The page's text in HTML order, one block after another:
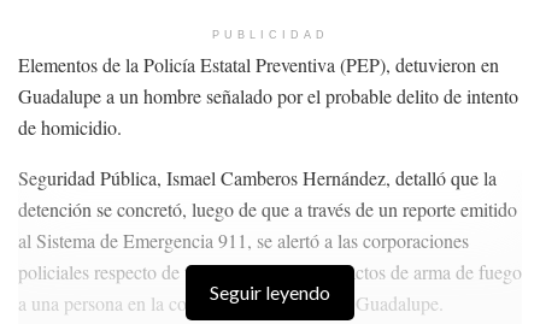
PUBLICIDAD
Elementos de la Policía Estatal Preventiva (PEP), detuvieron en
Guadalupe a un hombre señalado por el probable delito de intento
de homicidio.
Seguridad Pública, Ismael Camberos Hernández, detalló que la
detención se concretó, luego de que a través de un reporte emitido
al Sistema de Emergencia 911, se alertó a las corporaciones
policiales respecto de una agresión con impactos de arma de fuego
a una persona en la comunidad El Bordo en Guadalupe.
Seguir leyendo